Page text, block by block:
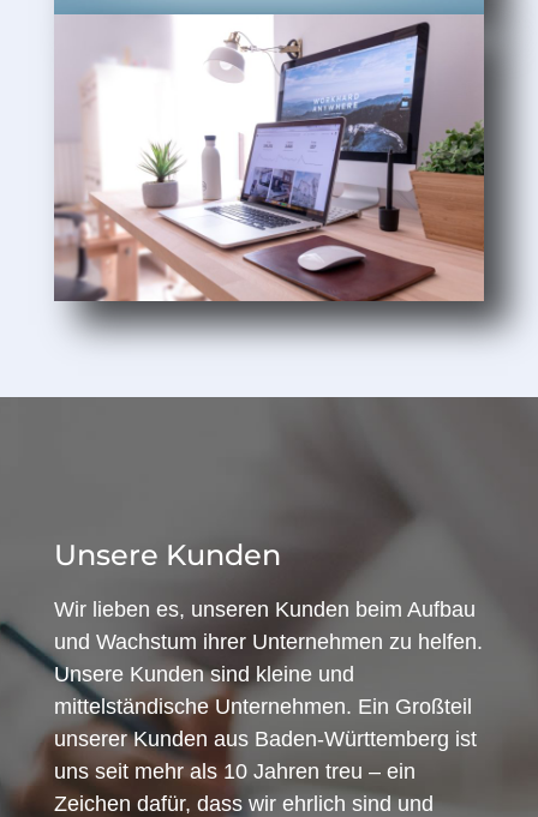
Unsere Kunden
Wir lieben es, unseren Kunden beim Aufbau
und Wachstum ihrer Unternehmen zu helfen.
Unsere Kunden sind kleine und
mittelständische Unternehmen. Ein Großteil
unserer Kunden aus Baden-Württemberg ist
uns seit mehr als 10 Jahren treu – ein
Zeichen dafür, dass wir ehrlich sind und